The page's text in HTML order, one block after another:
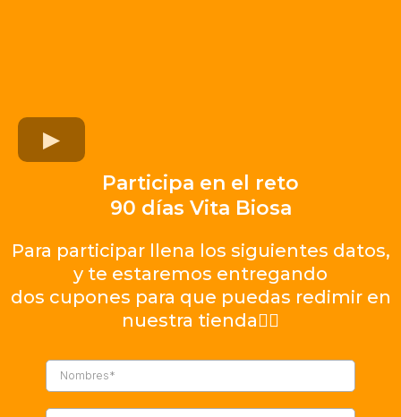
Participa en el reto
90 días Vita Biosa
Para participar llena los siguientes datos,
y te estaremos entregando
dos cupones para que puedas redimir en
nuestra tienda👇🏻